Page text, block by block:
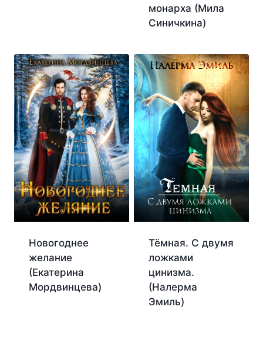
монарха (Мила
Синичкина)
Новогоднее
желание
(Екатерина
Мордвинцева)
Тёмная. С двумя
ложками
цинизма.
(Налерма
Эмиль)